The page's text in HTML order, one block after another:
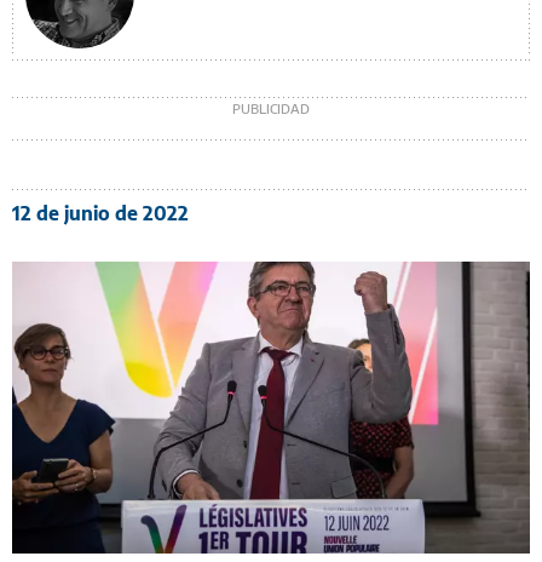
12 de junio de 2022